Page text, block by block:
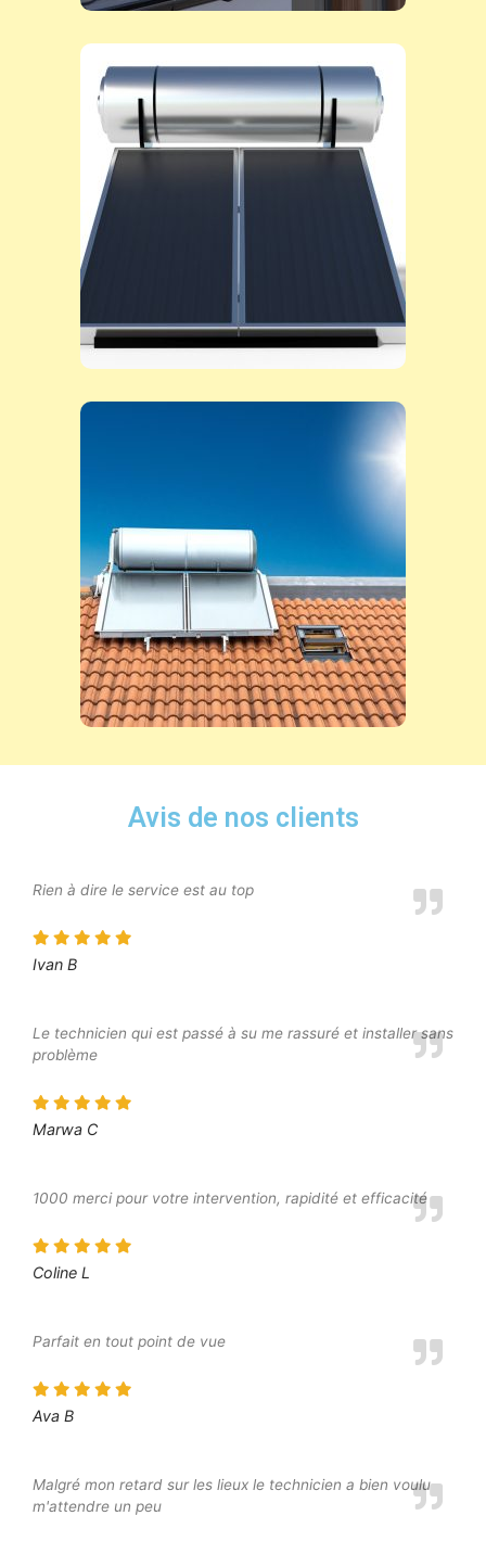
Avis de nos clients
Rien à dire le service est au top
Ivan B
Le technicien qui est passé à su me rassuré et installer sans
problème
Marwa C
1000 merci pour votre intervention, rapidité et efficacité
Coline L
Parfait en tout point de vue
Ava B
Malgré mon retard sur les lieux le technicien a bien voulu
m'attendre un peu